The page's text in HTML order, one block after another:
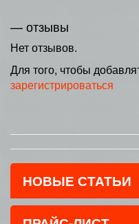
— отзывы
Нет отзывов.
Для того, чтобы
зарегистрироваться
НОВЫЕ СТАТЬИ